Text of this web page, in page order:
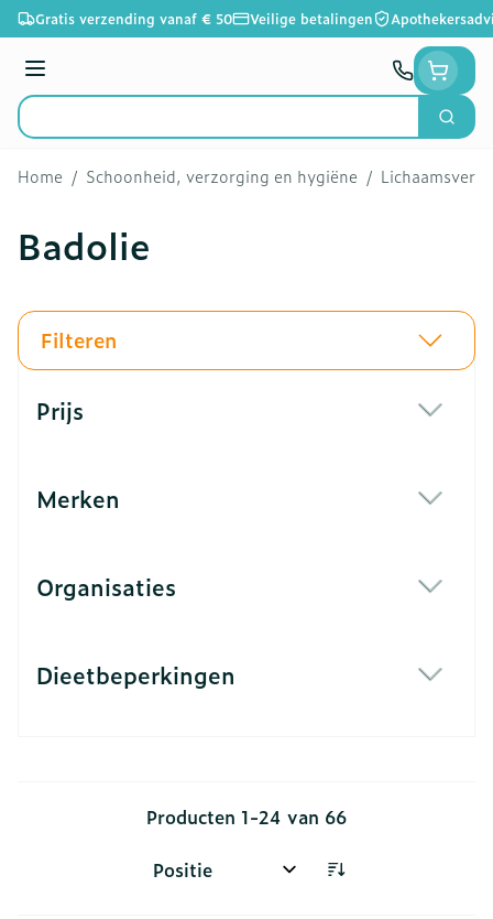
Ga naar de inhoud
Gratis verzending vanaf € 50 Veilige betalingen
Menu
Product, merk, categorie...
Zoek
Home / Schoonheid, verzorging en hygiëne /
Badolie
Filteren
Prijs
Merken
Organisaties
Dieetbeperkingen
Producten 1-24 van 66
Sorteer op: